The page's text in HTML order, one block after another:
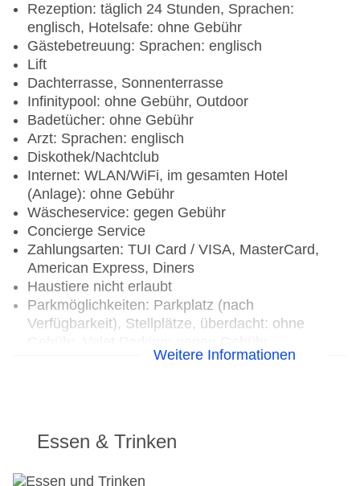
Rezeption: täglich 24 Stunden, Sprachen:
englisch, Hotelsafe: ohne Gebühr
Gästebetreuung: Sprachen: englisch
Lift
Dachterrasse, Sonnenterrasse
Infinitypool: ohne Gebühr, Outdoor
Badetücher: ohne Gebühr
Arzt: Sprachen: englisch
Diskothek/Nachtclub
Internet: WLAN/WiFi, im gesamten Hotel
(Anlage): ohne Gebühr
Wäscheservice: gegen Gebühr
Concierge Service
Zahlungsarten: TUI Card / VISA, MasterCard,
American Express, Diners
Haustiere nicht erlaubt
Parkmöglichkeiten: Parkplatz (nach
Verfügbarkeit), Stellplätze, überdacht: ohne
Businesscenter: gegen Gebühr, Sprachen:
Tagungsequipment: gegen Gebühr, Coffee
Breaks: gegen Gebühr
Gebäudeanzahl: 1, Etagen: 25, Zimmer: 221
Weitere Informationen
Essen & Trinken